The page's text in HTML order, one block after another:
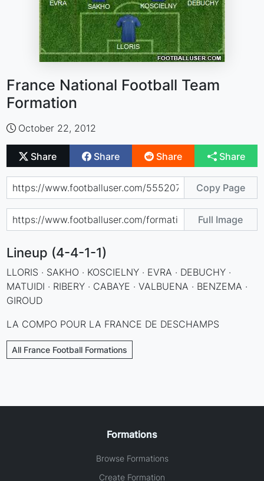
France National Football Team
Formation
October 22, 2012
Share Share Share Share
Copy Page
Full Image
Lineup (4-4-1-1)
LLORIS · SAKHO · KOSCIELNY · EVRA · DEBUCHY ·
MATUIDI · RIBERY · CABAYE · VALBUENA · BENZEMA ·
GIROUD
LA COMPO POUR LA FRANCE DE DESCHAMPS
All France Football Formations
Formations
Browse Formations
Create Formation